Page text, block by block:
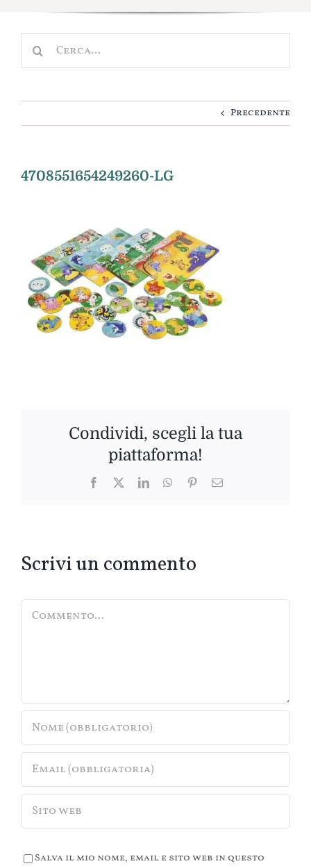
Nascita
per:
Precedente
4708551654249260-LG
Condividi, scegli la tua
piattaforma!
Facebook
TwitterLinkedInWhatsApp
PinterestEmail
Scrivi un commento
Salva il mio nome, email e sito web in questo